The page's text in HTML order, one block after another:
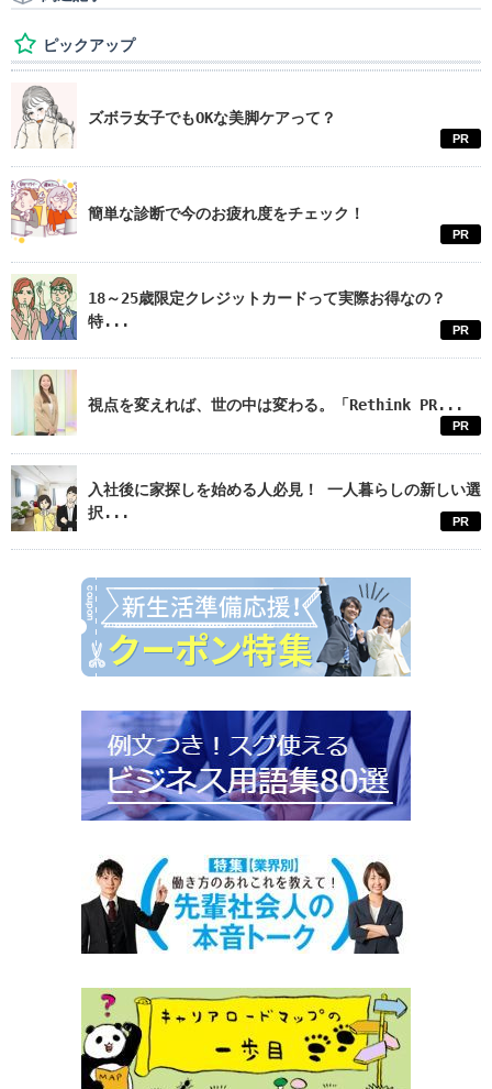
ピックアップ
ズボラ女子でもOKな美脚ケアって？
PR
簡単な診断で今のお疲れ度をチェック！
PR
18～25歳限定クレジットカードって実際お得なの？
特...
PR
視点を変えれば、世の中は変わる。「Rethink PR...
PR
入社後に家探しを始める人必見！ 一人暮らしの新しい選
択...
PR